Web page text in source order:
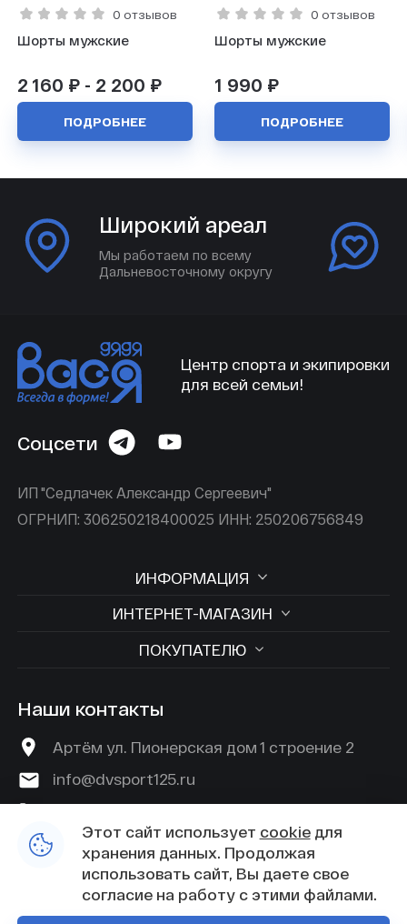
0 отзывов
Шорты мужские
2 160 ₽ - 2 200 ₽
ПОДРОБНЕЕ
0 отзывов
Шорты мужские
1 990 ₽
ПОДРОБНЕЕ
Широкий ареал
Мы работаем по всему
Дальневосточному округу
Центр спорта и экипировки
для всей семьи!
ИП "Седлачек Александр Сергеевич"
ОГРНИП: 306250218400025 ИНН: 250206756849
Соцсети
ИНФОРМАЦИЯ
ИНТЕРНЕТ-МАГАЗИН
ПОКУПАТЕЛЮ
Наши контакты
Артём ул. Пионерская дом 1 строение 2
info@dvsport125.ru
Этот сайт использует cookieдля
хранения данных. Продолжая
использовать сайт, Вы даете свое
согласие на работу с этими файлами.